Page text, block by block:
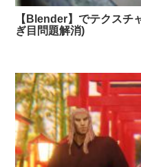
【Blender】でテクスチ
ぎ目問題解消)